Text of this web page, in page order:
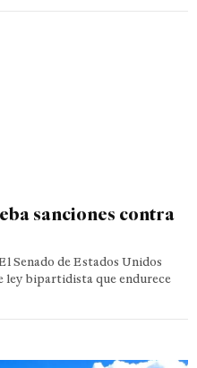
sanciones contra
Senado de Estados Unidos
ley bipartidista que endurece